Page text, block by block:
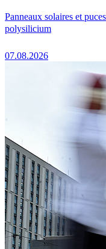
Panneaux solaires et
polysilicium
07.08.2026